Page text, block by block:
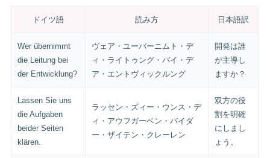
ドイツ語 読み方 日本語訳
Wer übernimmt
die Leitung bei
der Entwicklung?
ヴェア・ユーバーニムト・デ
ィ・ライトゥング・バイ・デ
ア・エントヴィックルング
開発は誰
が主導し
ますか？
Lassen Sie uns
die Aufgaben
beider Seiten
klären.
ラッセン・ズィー・ウンス・デ
ィ・アウフガーベン・バイダ
ー・ザイテン・クレーレン
双方の役
割を明確
にしまし
ょう。